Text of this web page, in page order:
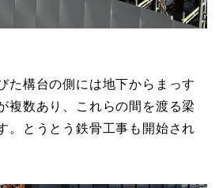
た構台の側には地下からまっす
複数あり、これらの間を渡る梁
。とうとう鉄骨工事も開始され